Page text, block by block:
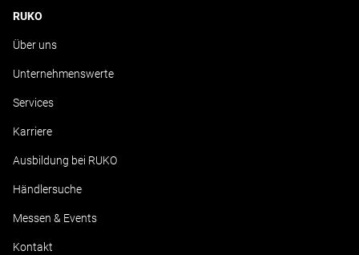
RUKO
Über uns
Unternehmenswerte
Services
Karriere
Ausbildung bei RUKO
Händlersuche
Messen & Events
Kontakt